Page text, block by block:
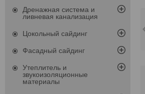
Дренажная система и
ливневая канализация
Цокольный сайдинг
Фасадный сайдинг
Утеплитель и
звукоизоляционные
материалы